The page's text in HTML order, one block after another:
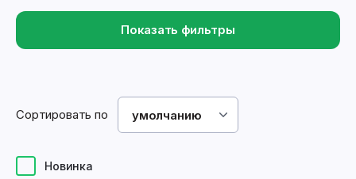
Показать фильтры
Новинка
Сортировать по умолчанию